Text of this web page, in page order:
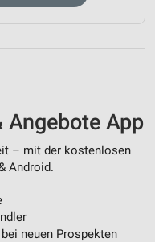
App
– mit der kostenlosen
Android.
neuen Prospekten